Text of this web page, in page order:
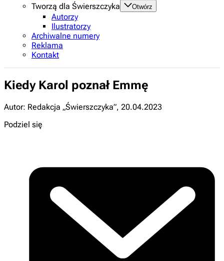
Tworzą dla Świerszczyka
Otwórz
Autorzy
Ilustratorzy
Archiwalne numery
Reklama
Kontakt
Kiedy Karol poznał Emmę
Autor: Redakcja „Świerszczyka”, 20.04.2023
Podziel się